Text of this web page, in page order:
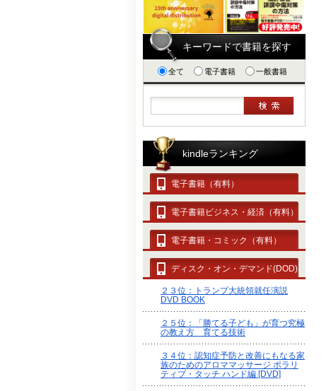
キーワードで書籍を探す
全て 電子書籍 一般書籍
kindleランキング
電子書籍（有料）
電子書籍ビジネス・経済（有料）
電子書籍・コミック（有料）
ディスク・オン・デマンド(DOD)
２３位：トランプ大統領就任演説
DVD BOOK
２５位：「勝てる子ども」が育つ究極
の教え方 育てる技術
３４位：認知症予防と改善にもなる家
族のためのアロママッサージ ポラリ
ティブ・タッチ ハンド編 [DVD]